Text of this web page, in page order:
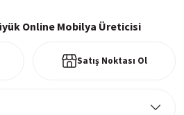
Online Mobilya Üreticisi
Satış Noktası Ol